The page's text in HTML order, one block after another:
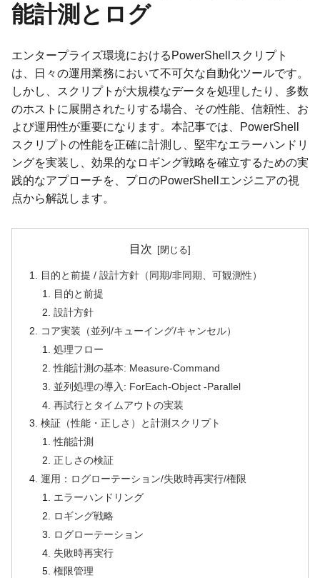
能計測とログ
エンタープライズ環境におけるPowerShellスクリプト
は、日々の運用業務において不可欠な自動化ツールです。
しかし、スクリプトが大規模なデータを処理したり、多数
のホストに展開されたりする場合、その性能、信頼性、お
よび運用性が重要になります。本記事では、PowerShell
スクリプトの性能を正確に計測し、堅牢なエラーハンドリ
ングを実装し、効果的なロギング戦略を確立するための実
践的なアプローチを、プロのPowerShellエンジニアの視
点から解説します。
目次
目的と前提 / 設計方針（同期/非同期、可観測性）
目的と前提
設計方針
コア実装（並列/キューイング/キャンセル）
処理フロー
性能計測の基本: Measure-Command
並列処理の導入: ForEach-Object -Parallel
再試行とタイムアウトの実装
検証（性能・正しさ）と計測スクリプト
性能計測
正しさの検証
運用：ログローテーション/失敗時再実行/権限
エラーハンドリング
ロギング戦略
ログローテーション
失敗時再実行
権限管理